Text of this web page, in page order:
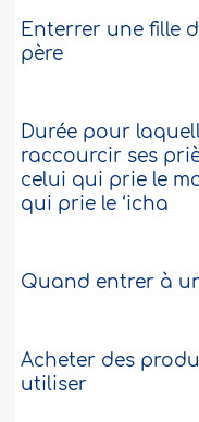
Enterrer une fille
père
Durée pour
raccourcir ses
celui qui prie le
qui prie le ‘icha
Quand entrer à
Acheter des
utiliser